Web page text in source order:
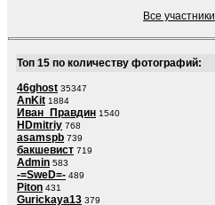
Все участники
Топ 15 по количеству фотографий:
46ghost 35347
AnKit 1884
Иван_Правдин 1540
HDmitriy 768
asamspb 739
бакшевист 719
Admin 583
-=SweD=- 489
Piton 431
Gurickaya13 379